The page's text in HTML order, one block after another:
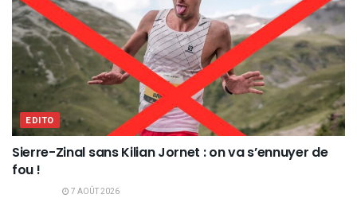
EDITO
Sierre-Zinal sans Kilian Jornet : on va s’ennuyer de
fou !
7 AOÛT 2026